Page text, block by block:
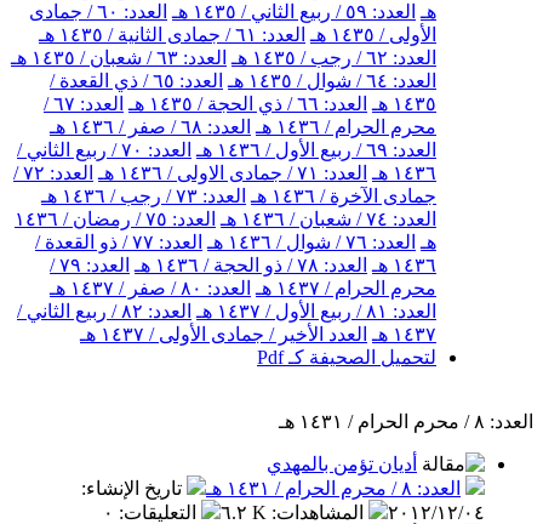
هـ العدد: ٥٩ / ربيع الثاني / ١٤٣٥ هـ
العدد: ٦٠ / جمادى
الأولى / ١٤٣٥ هـ
العدد: ٦١ / جمادى الثانية / ١٤٣٥ هـ
العدد: ٦٢ / رجب / ١٤٣٥ هـ
العدد: ٦٣ / شعبان / ١٤٣٥ هـ
العدد: ٦٤ / شوال / ١٤٣٥ هـ
العدد: ٦٥ / ذي القعدة /
١٤٣٥ هـ
العدد: ٦٦ / ذي الحجة / ١٤٣٥ هـ
العدد: ٦٧ /
محرم الحرام / ١٤٣٦ هـ
العدد: ٦٨ / صفر / ١٤٣٦ هـ
العدد: ٦٩ / ربيع الأول / ١٤٣٦ هـ
العدد: ٧٠ / ربيع الثاني /
١٤٣٦ هـ
العدد: ٧١ / جمادى الاولى / ١٤٣٦ هـ
العدد: ٧٢ /
جمادى الآخرة / ١٤٣٦ هـ
العدد: ٧٣ / رجب / ١٤٣٦ هـ
العدد: ٧٤ / شعبان / ١٤٣٦ هـ
العدد: ٧٥ / رمضان / ١٤٣٦
هـ العدد: ٧٦ / شوال / ١٤٣٦ هـ
العدد: ٧٧ / ذو القعدة /
١٤٣٦ هـ
العدد: ٧٨ / ذو الحجة / ١٤٣٦ هـ
العدد: ٧٩ /
محرم الحرام / ١٤٣٧ هـ
العدد: ٨٠ / صفر / ١٤٣٧ هـ
العدد: ٨١ / ربيع الأول / ١٤٣٧ هـ
العدد: ٨٢ / ربيع الثاني /
١٤٣٧ هـ
العدد الأخير / جمادى الأولى / ١٤٣٧ هـ
لتحميل الصحيفة كـ Pdf
العدد: ٨ / محرم الحرام / ١٤٣١ هـ
أديان تؤمن بالمهدي
العدد: ٨ / محرم الحرام / ١٤٣١ هـ
تاريخ الإنشاء:
٢٠١٢/١٢/٠٤
المشاهدات: ٦.٢ K التعليقات: ٠